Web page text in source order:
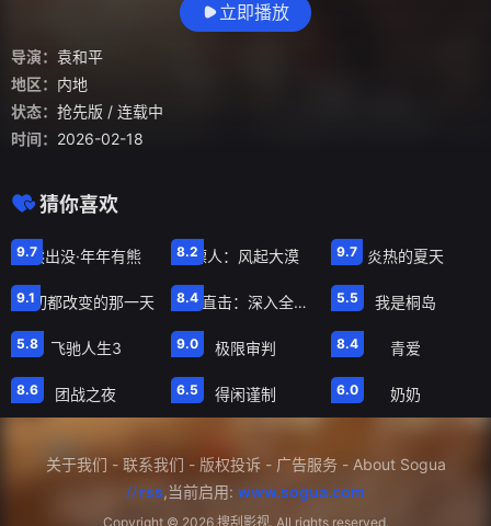
立即播放
导演： 袁和平
地区： 内地
状态： 抢先版 / 连载中
时间： 2026-02-18
猜你喜欢
9.7熊出没·年年有熊 8.2镖人：风起大漠 9.7 炎热的夏天
9.1
第13期
一切都改变的那一天 8.4
第3集
真相直击：深入全美超模大赛第一季 5.5
正片
我是桐岛
5.8
尝鲜版
飞驰人生3 9.0
正片
极限审判 8.4
正片
青爱
8.6
抢先版
团战之夜 6.5
正片
得闲谨制 6.0
正片
奶奶
关于我们 - 联系我们 - 版权投诉- 广告服务- About Sogua
//rss,当前启用: www.sogua.com
Copyright © 2026 搜刮影视. All rights reserved.